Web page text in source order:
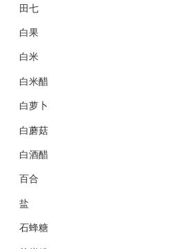
田七
白果
白米
白米醋
白萝卜
白蘑菇
白酒醋
百合
盐
石蜂糖